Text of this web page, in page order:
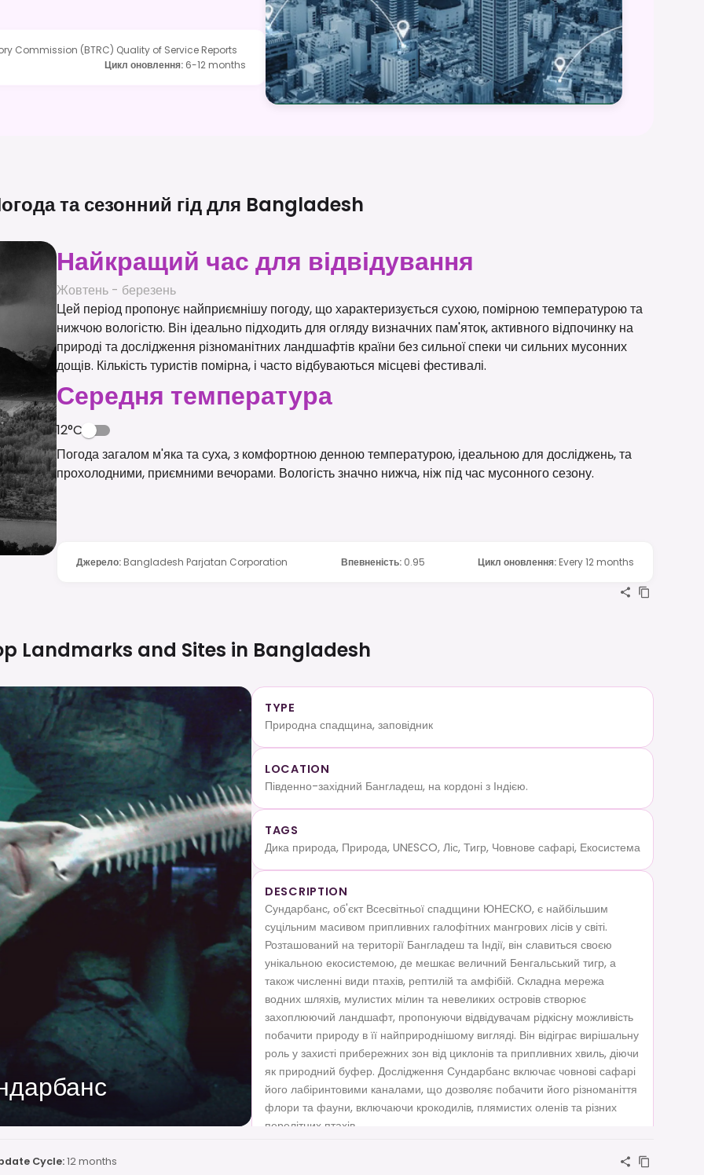
Commission (BTRC) Quality of Service Reports
Цикл оновлення: 6-12 months
та сезонний гід для Bangladesh
Найкращий час для відвідування
Жовтень - березень
Цей період пропонує найприємнішу погоду, що характеризується сухою, помірною температурою та
нижчою вологістю. Він ідеально підходить для огляду визначних пам'яток, активного відпочинку на
природі та дослідження різноманітних ландшафтів країни без сильної спеки чи сильних мусонних
дощів. Кількість туристів помірна, і часто відбуваються місцеві фестивалі.
Середня температура
12°C
Погода загалом м'яка та суха, з комфортною денною температурою, ідеальною для досліджень, та
прохолодними, приємними вечорами. Вологість значно нижча, ніж під час мусонного сезону.
Джерело: Bangladesh Parjatan Corporation Впевненість: 0.95 Цикл оновлення: Every 12 months
Landmarks and Sites in Bangladesh
TYPE
Природна спадщина, заповідник
LOCATION
Південно-західний Бангладеш, на кордоні з Індією.
TAGS
Дика природа, Природа, UNESCO, Ліс, Тигр, Човнове сафарі, Екосистема
DESCRIPTION
Сундарбанс, об'єкт Всесвітньої спадщини ЮНЕСКО, є найбільшим
суцільним масивом припливних галофітних мангрових лісів у світі.
Розташований на території Бангладеш та Індії, він славиться своєю
унікальною екосистемою, де мешкає величний Бенгальський тигр, а
також численні види птахів, рептилій та амфібій. Складна мережа
водних шляхів, мулистих мілин та невеликих островів створює
захоплюючий ландшафт, пропонуючи відвідувачам рідкісну можливість
побачити природу в її найприроднішому вигляді. Він відіграє вирішальну
роль у захисті прибережних зон від циклонів та припливних хвиль, діючи
як природний буфер. Дослідження Сундарбанс включає човнові сафарі
його лабіринтовими каналами, що дозволяє побачити його різноманіття
флори та фауни, включаючи крокодилів, плямистих оленів та різних
перелітних птахів.
Cycle:12 months